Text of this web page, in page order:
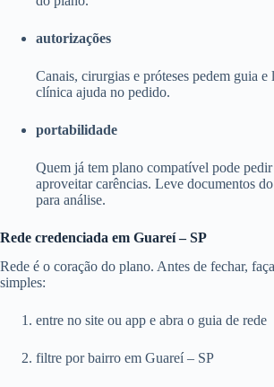
autorizações
Canais, cirurgias e próteses pedem guia e
clínica ajuda no pedido.
portabilidade
Quem já tem plano compatível pode pedir
aproveitar carências. Leve documentos
para análise.
Rede credenciada em Guareí – SP
Rede é o coração do plano. Antes de fechar,
simples:
entre no site ou app e abra o guia de rede
filtre por bairro em Guareí – SP